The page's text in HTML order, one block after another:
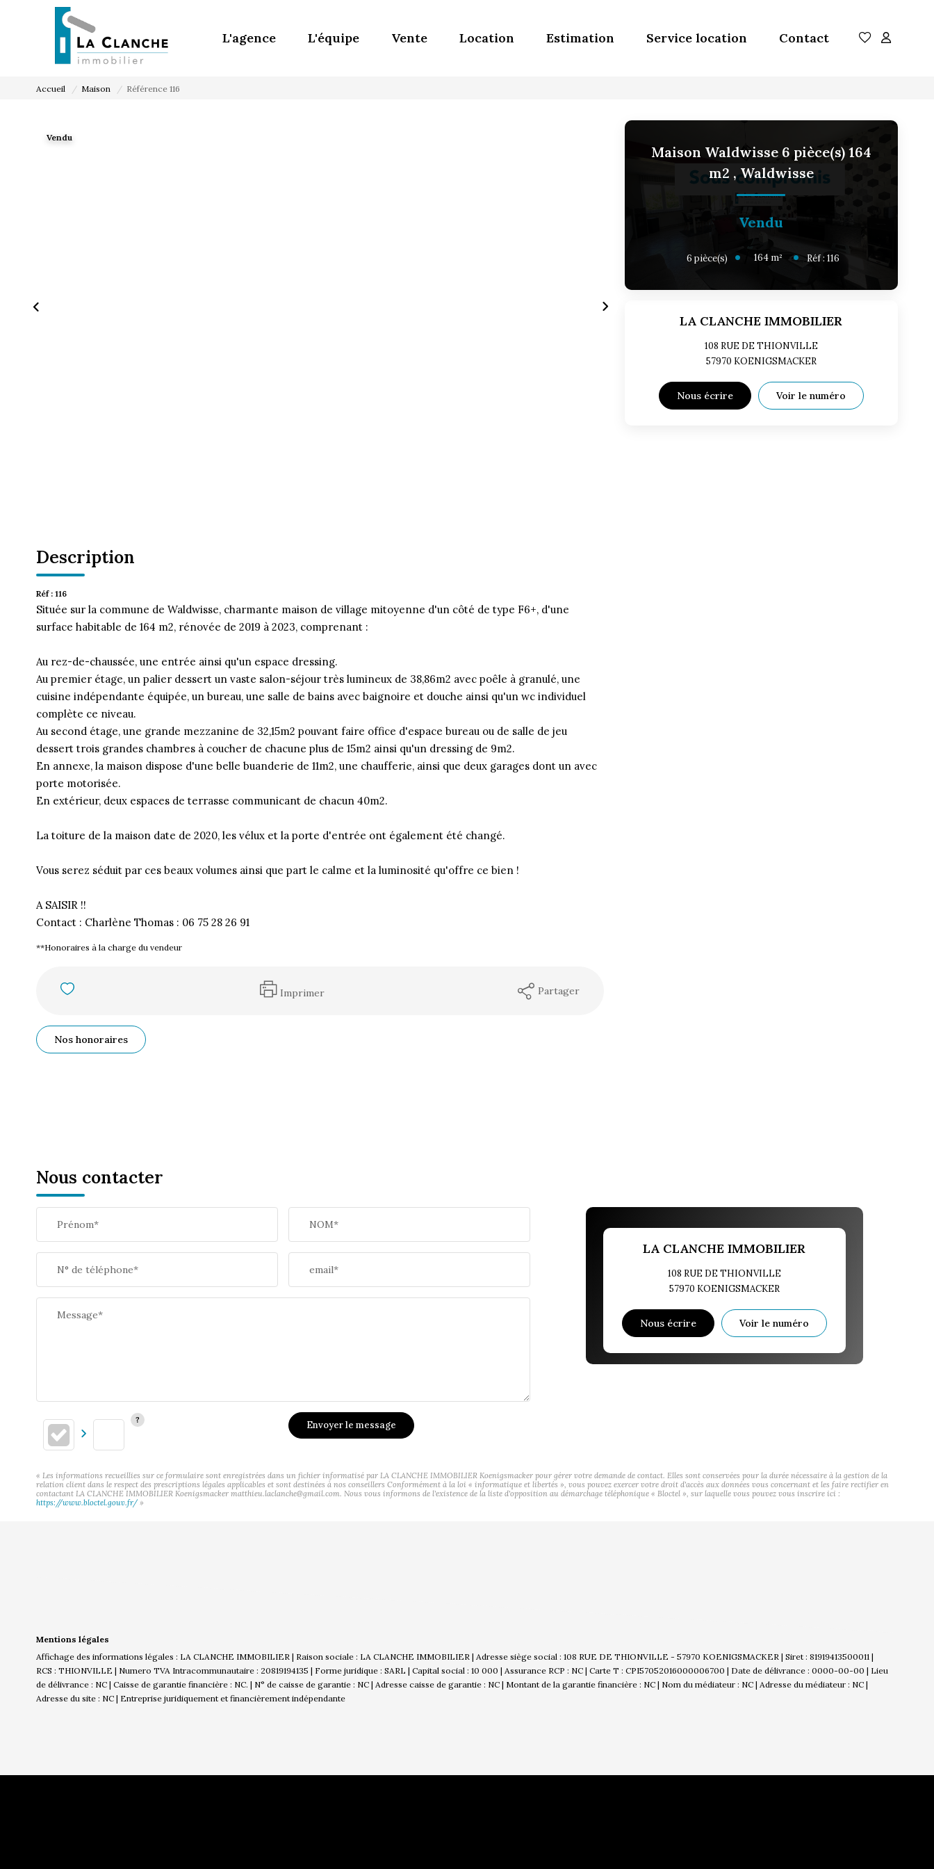
L'agence L'équipe Vente Location Estimation Service location Contact
Accueil Maison Référence 116
Vendu
Description
Réf : 116
Située sur la commune de Waldwisse, charmante maison de village mitoyenne d'un côté de type F6+, d'une
surface habitable de 164 m2, rénovée de 2019 à 2023, comprenant :
Au rez-de-chaussée, une entrée ainsi qu'un espace dressing.
Au premier étage, un palier dessert un vaste salon-séjour très lumineux de 38,86m2 avec poêle à granulé, une
cuisine indépendante équipée, un bureau, une salle de bains avec baignoire et douche ainsi qu'un wc individuel
complète ce niveau.
Au second étage, une grande mezzanine de 32,15m2 pouvant faire office d'espace bureau ou de salle de jeu
dessert trois grandes chambres à coucher de chacune plus de 15m2 ainsi qu'un dressing de 9m2.
En annexe, la maison dispose d'une belle buanderie de 11m2, une chaufferie, ainsi que deux garages dont un avec
porte motorisée.
En extérieur, deux espaces de terrasse communicant de chacun 40m2.
La toiture de la maison date de 2020, les vélux et la porte d'entrée ont également été changé.
Vous serez séduit par ces beaux volumes ainsi que part le calme et la luminosité qu'offre ce bien !
A SAISIR !!
Contact : Charlène Thomas : 06 75 28 26 91
**Honoraires à la charge du vendeur
Imprimer Partager
Nos honoraires
Maison Waldwisse 6 pièce(s) 164
m2 ,Waldwisse
Vendu
6pièce(s) 164m² Réf :116
LA CLANCHE IMMOBILIER
108 RUE DE THIONVILLE
57970 KOENIGSMACKER
Nous écrire Voir le numéro
Nous contacter
Prénom* NOM*
N° de téléphone* email*
Message*
Envoyer le message
LA CLANCHE IMMOBILIER
108 RUE DE THIONVILLE
57970 KOENIGSMACKER
Nous écrire Voir le numéro
« Les informations recueillies sur ce formulaire sont enregistrées dans un fichier informatisé par LA CLANCHE IMMOBILIER Koenigsmacker pour gérer votre demande de contact. Elles sont conservées pour la durée nécessaire à la gestion de la
relation client dans le respect des prescriptions légales applicables et sont destinées à nos conseillers Conformément à la loi « informatique et libertés », vous pouvez exercer votre droit d'accès aux données vous concernant et les faire rectifier en
contactant LA CLANCHE IMMOBILIER Koenigsmacker matthieu.laclanche@gmail.com. Nous vous informons de l'existence de la liste d'opposition au démarchage téléphonique « Bloctel », sur laquelle vous pouvez vous inscrire ici :
https://www.bloctel.gouv.fr/»
Mentions légales
Affichage des informations légales : LA CLANCHE IMMOBILIER | Raison sociale : LA CLANCHE IMMOBILIER | Adresse siège social : 108 RUE DE THIONVILLE - 57970 KOENIGSMACKER | Siret : 81919413500011 |
RCS : THIONVILLE | Numero TVA Intracommunautaire : 20819194135 | Forme juridique : SARL | Capital social : 10 000 | Assurance RCP : NC | Carte T : CPI57052016000006700 | Date de délivrance : 0000-00-00 | Lieu
de délivrance : NC | Caisse de garantie financière : NC. | N° de caisse de garantie : NC | Adresse caisse de garantie : NC | Montant de la garantie financière : NC | Nom du médiateur : NC | Adresse du médiateur : NC |
Adresse du site : NC | Entreprise juridiquement et financièrement indépendante